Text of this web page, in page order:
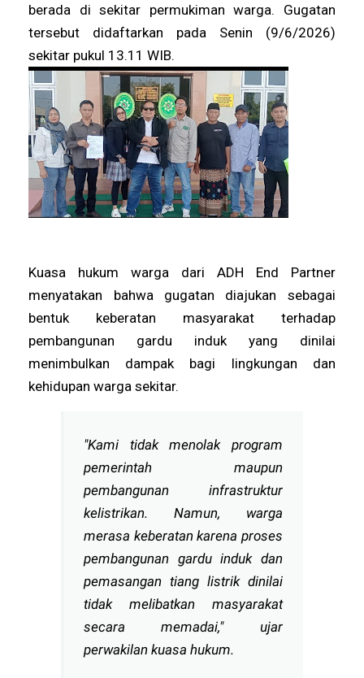
berada di sekitar permukiman warga. Gugatan
tersebut didaftarkan pada Senin (9/6/2026)
sekitar pukul 13.11 WIB.
Kuasa hukum warga dari ADH End Partner
menyatakan bahwa gugatan diajukan sebagai
bentuk keberatan masyarakat terhadap
pembangunan gardu induk yang dinilai
menimbulkan dampak bagi lingkungan dan
kehidupan warga sekitar.
"Kami tidak menolak program
pemerintah maupun
pembangunan infrastruktur
kelistrikan. Namun, warga
merasa keberatan karena proses
pembangunan gardu induk dan
pemasangan tiang listrik dinilai
tidak melibatkan masyarakat
secara memadai," ujar
perwakilan kuasa hukum.